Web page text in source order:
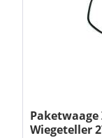
Paketwaage
Wiegeteller